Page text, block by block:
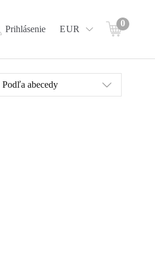
Prihlásenie EUR
0
Podľa abecedy